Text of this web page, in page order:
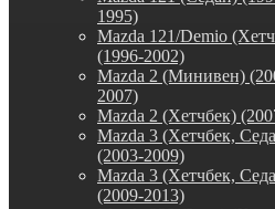
1995)
Mazda 121/Demio
(1996-2002)
Mazda 2 (Минивен)
2007)
Mazda 2 (Хетчбек)
Mazda 3 (Хетчбек,
(2003-2009)
Mazda 3 (Хетчбек,
(2009-2013)